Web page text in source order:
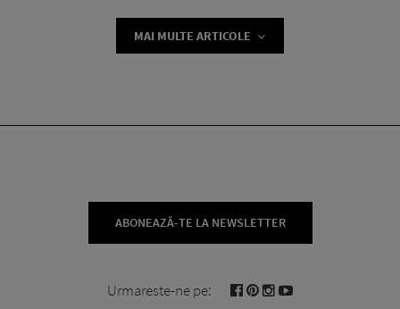
MAI MULTE ARTICOLE
ABONEAZĂ-TE LA NEWSLETTER
Urmareste-ne pe: